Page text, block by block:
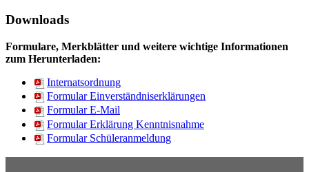
Downloads
Formulare, Merkblätter und weitere wichtige Informationen
zum Herunterladen:
Internatsordnung
Formular Einverständniserklärungen
Formular E-Mail
Formular Erklärung Kenntnisnahme
Formular Schüleranmeldung